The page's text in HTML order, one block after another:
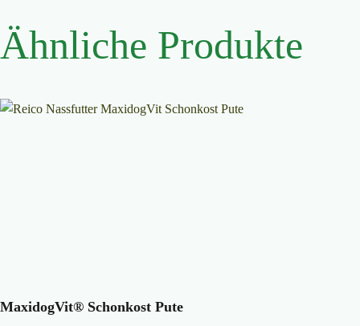
Ähnliche Produkte
MaxidogVit® Schonkost Pute